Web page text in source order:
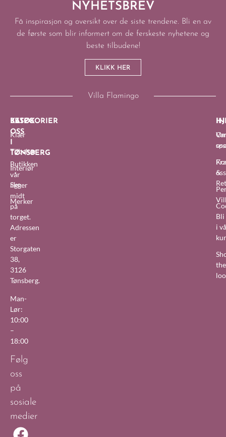
NYHETSBREV
Få inspirasjon og oversikt over de siste trendene. Bli en av
de første som blir informert om de ferskeste nyhetene og
beste tilbudene!
KLIKK HER
Villa Flamingo
BESØK
OSS
I
TØNSBERG
Butikken
vår
ligger
midt
på
torget.
Adressen
er
Storgaten
38,
3126
Tønsberg.
Man-
Lør:
10:00
–
18:00
Følg
oss
på
sosiale
medier
KATEGORIER
Klær
Tilbehør
Interiør
Sko
Merker
oss
&
Bli
i
the
oss